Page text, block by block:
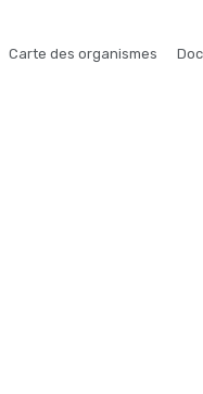
Carte des organismes